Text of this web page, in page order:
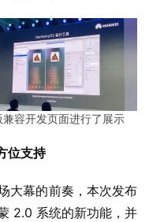
容开发页面进行了展示
位支持
大幕的前奏，本次发布
2.0 系统的新功能，并